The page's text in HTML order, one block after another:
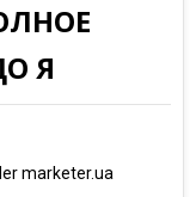
Я
marketer.ua